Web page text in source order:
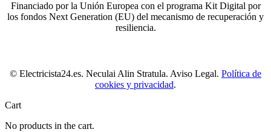
Financiado por la Unión Europea con el programa Kit Digital por
los fondos Next Generation (EU) del mecanismo de recuperación y
resiliencia.
© Electricista24.es. Neculai Alin Stratula. Aviso Legal. Política de
cookies y privacidad.
Cart
No products in the cart.